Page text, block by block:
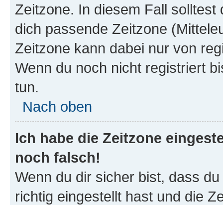
Zeitzone. In diesem Fall solltest
dich passende Zeitzone
Zeitzone kann dabei nur von
Wenn du noch nicht registriert
tun.
Nach oben
Ich habe die Zeitzone
noch falsch!
Wenn du dir sicher bist, dass
richtig eingestellt hast und die